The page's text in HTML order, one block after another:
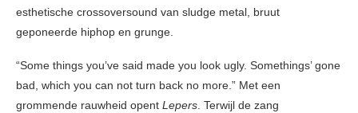
esthetische crossoversound van sludge metal, bruut
geponeerde hiphop en grunge.
“Some things you’ve said made you look ugly. Somethings’ gone
bad, which you can not turn back no more.” Met een
grommende rauwheid opent Lepers. Terwijl de zang